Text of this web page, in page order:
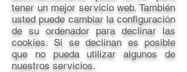
tener un mejor servicio web. También
usted puede cambiar la configuración
de su ordenador para declinar las
cookies. Si se declinan es posible
que no pueda utilizar algunos de
nuestros servicios.